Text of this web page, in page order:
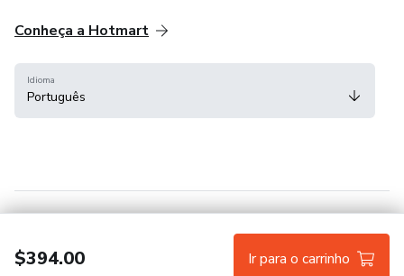
$394.00 Ir para o carrinho
Conheça a Hotmart
Idioma
Português
Privacidade